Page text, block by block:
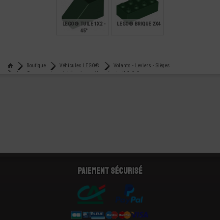
€ 0,29
LEGO® TUILE 1X2 -
45°
LEGO® BRIQUE 2X4
Boutique
Véhicules LEGO®
Volants - Leviers - Sièges
Lego® accessoire mini-figurine - siège - fauteuil 2x2x2
Paiement sécurisé